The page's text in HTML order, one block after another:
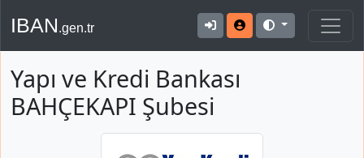
IBAN.gen.tr
Yapı ve Kredi Bankası
BAHÇEKAPI Şubesi